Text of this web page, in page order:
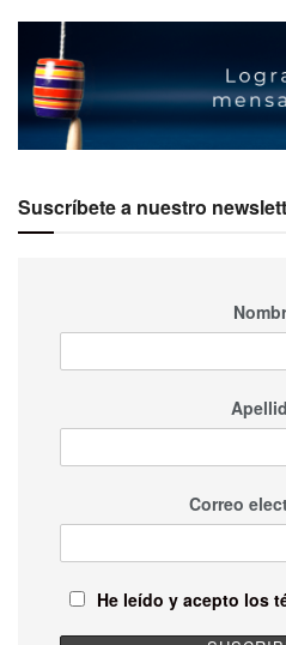
Suscríbete a nuestro
Correo
He leído y acepto los